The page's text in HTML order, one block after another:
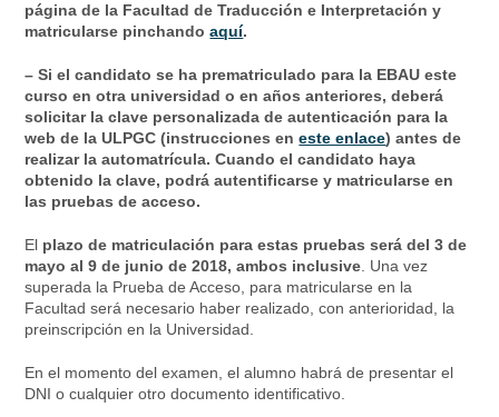
página de la Facultad de Traducción e Interpretación y
matricularse pinchandoaquí.
– Si el candidato se ha prematriculado para la EBAU este
curso en otra universidad o en años anteriores, deberá
solicitar la clave personalizada de autenticación para la
web de la ULPGC (instrucciones eneste enlace) antes de
realizar la automatrícula. Cuando el candidato haya
obtenido la clave, podrá autentificarse y matricularse en
las pruebas de acceso.
El plazo de matriculación para estas pruebas será del 3 de
mayo al 9 de junio de 2018, ambos inclusive. Una vez
superada la Prueba de Acceso, para matricularse en la
Facultad será necesario haber realizado, con anterioridad, la
preinscripción en la Universidad.
En el momento del examen, el alumno habrá de presentar el
DNI o cualquier otro documento identificativo.